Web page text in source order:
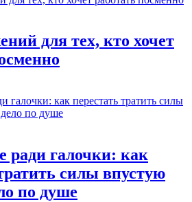
для тех, кто хочет
ради галочки: как
силы впустую
по душе